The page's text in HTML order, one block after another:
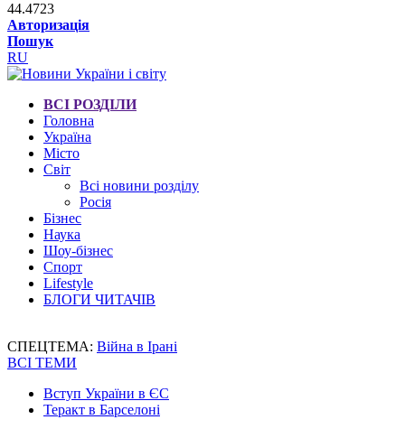
44.4723
Авторизація
Пошук
RU
ВСІ РОЗДІЛИ
Головна
Україна
Місто
Світ
Всі новини розділу
Росія
Бізнес
Наука
Шоу-бізнес
Спорт
Lifestyle
БЛОГИ ЧИТАЧІВ
СПЕЦТЕМА: Війна в Ірані
ВСІ ТЕМИ
Вступ України в ЄС
Теракт в Барселоні